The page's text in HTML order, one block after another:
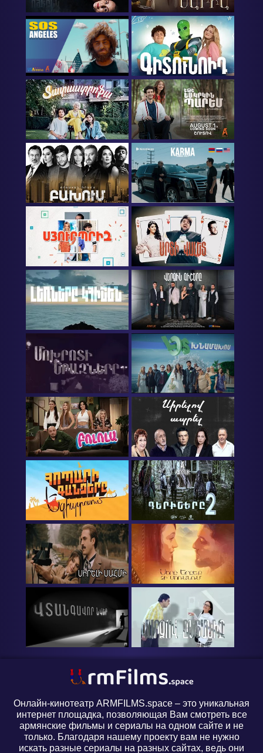
Онлайн-кинотеатр ARMFILMS.space – это уникальная
интернет площадка, позволяющая Вам смотреть все
армянские фильмы и сериалы на одном сайте и не
только. Благодаря нашему проекту вам не нужно
искать разные сериалы на разных сайтах, ведь они